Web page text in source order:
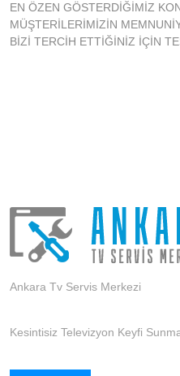
EN ÖZEN GÖSTERDİĞİMİZ
MÜŞTERİLERİMİZİN
BİZİ TERCİH ETTİĞİNİZ İÇİN
Ankara Tv Servis Merkezi
Kesintisiz Televizyon Keyfi